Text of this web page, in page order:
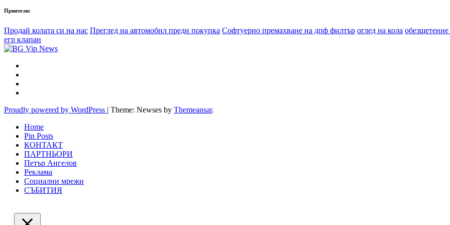
Приятели:
Продай колата си на нас Преглед на автомобил преди покупка Софтуерно премахване на дпф филтър оглед на кола
егр клапан
Proudly powered by WordPress | Theme: Newses by Themeansar.
Home
Pin Posts
КОНТАКТ
ПАРТНЬОРИ
Петър Ангелов
Реклама
Социални мрежи
СЪБИТИЯ